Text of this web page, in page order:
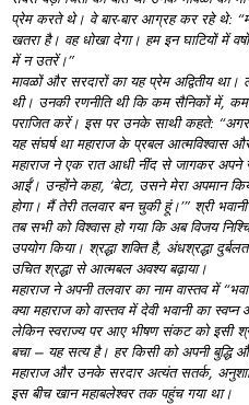
प्रेमकरतेथे। वेबार-बारआग्रहकररहेथे: “
खतराहै। वहधोखादेगा। हमइनघाटियोंमें
मेंनउतरें।”
मावळोंऔरसरदारोंकायहप्रेमअद्वितीयथा।
थी। उनकीरणनीतिथीकिकमसैनिकोंमें, कम
पराजितकरें। इसपरउनकेसाथीकहते: “
यहसंघर्षथामहाराजकेप्रबलआत्मविश्वास
महाराजनेएकरातआधीनींदसेजागकरअपने
आईं। उन्होंनेकहा, ‘बेटा, उसनेमेराअपमान
होगा। मैंतेरीतलवारबनचुकीहूं।’” श्रीभवानी
तबसभीकोविश्वासहोगयाकिअबविजय
उपयोगकिया। श्रद्धाशक्तिहै, अंधश्रद्धा
उचितश्रद्धासेआत्मबलअवश्यबढ़ाया।
महाराजनेअपनीतलवारकानामवास्तवमें “
क्यामहाराजकोवास्तवमेंदेवीभवानीकास्वप्न
लेकिनस्वराज्यपरआएभीषणसंकटकोइसी
बचा – यहसत्यहै। हरकिसीकोअपनीबुद्धि
महाराजऔरउनकेसरदारअत्यंतसतर्क,
इसबीचखानमहाबलेश्वरतकपहुंचगयाथा।